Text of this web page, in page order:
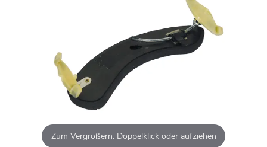
Zum Vergrößern: Doppelklick oder aufziehen